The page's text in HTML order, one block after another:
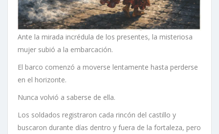
Ante la mirada incrédula de los presentes, la misteriosa
mujer subió a la embarcación.
El barco comenzó a moverse lentamente hasta perderse
en el horizonte.
Nunca volvió a saberse de ella.
Los soldados registraron cada rincón del castillo y
buscaron durante días dentro y fuera de la fortaleza, pero